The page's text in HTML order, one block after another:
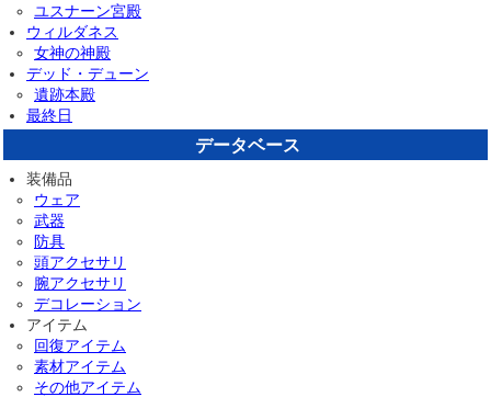
ユスナーン宮殿
ウィルダネス
女神の神殿
デッド・デューン
遺跡本殿
最終日
データベース
装備品
ウェア
武器
防具
頭アクセサリ
腕アクセサリ
デコレーション
アイテム
回復アイテム
素材アイテム
その他アイテム